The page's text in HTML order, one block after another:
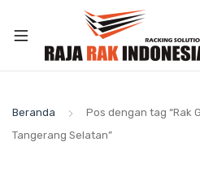
Beranda
Pos dengan tag “Rak
Tangerang Selatan”